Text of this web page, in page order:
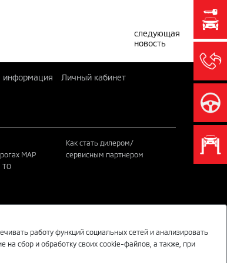
следующая
новость
информация Личный кабинет
MAP
ТО
Как стать дилером/
сервисным партнером
MITSUBISHI MOTORS В СОЦИАЛЬНЫХ СЕТЯХ
работу функций социальных сетей и анализировать
на сбор и обработку своих cookie-файлов, а также, при